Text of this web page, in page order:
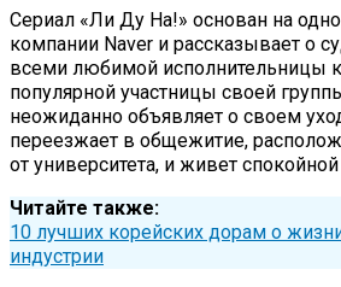
Сериал «Ли Ду На!» основан на
компании Naver и рассказывает о
всеми любимой исполнительницы
популярной участницы своей
неожиданно объявляет о своем
переезжает в общежитие,
от университета, и живет
Читайте также:
10 лучших корейских дорам о
индустрии